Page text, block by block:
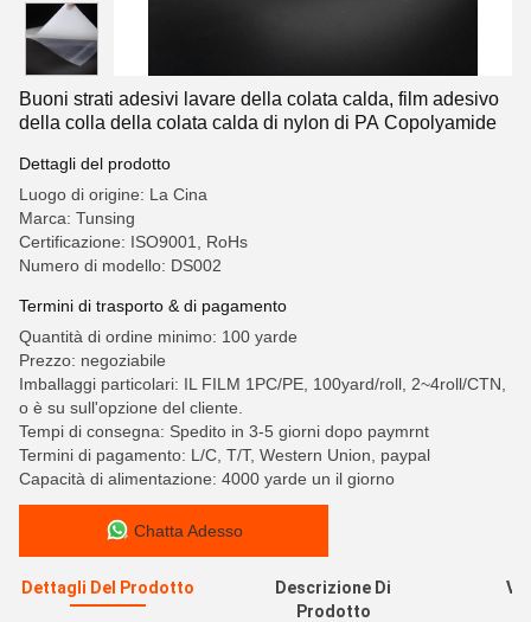
Buoni strati adesivi lavare della colata calda, film adesivo
della colla della colata calda di nylon di PA Copolyamide
Dettagli del prodotto
Luogo di origine: La Cina
Marca: Tunsing
Certificazione: ISO9001, RoHs
Numero di modello: DS002
Termini di trasporto & di pagamento
Quantità di ordine minimo: 100 yarde
Prezzo: negoziabile
Imballaggi particolari: IL FILM 1PC/PE, 100yard/roll, 2~4roll/CTN,
o è su sull'opzione del cliente.
Tempi di consegna: Spedito in 3-5 giorni dopo paymrnt
Termini di pagamento: L/C, T/T, Western Union, paypal
Capacità di alimentazione: 4000 yarde un il giorno
Chatta Adesso
Dettagli Del Prodotto
Descrizione Di
Prodotto